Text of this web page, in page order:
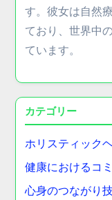
す。彼女は自然
ており、世界中
ています。
カテゴリー
ホリスティック
健康におけるコ
心身のつながり